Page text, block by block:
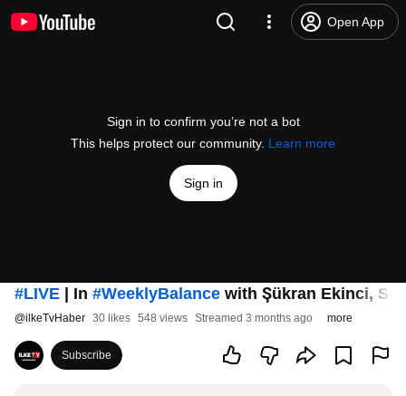
Open App
Sign in to confirm you’re not a bot
This helps protect our community. Learn more
Sign in
#LIVE | In #WeeklyBalance with Şükran Ekinci,
@ilkeTvHaber 30 likes 548 views Streamed 3 months ago more
Subscribe